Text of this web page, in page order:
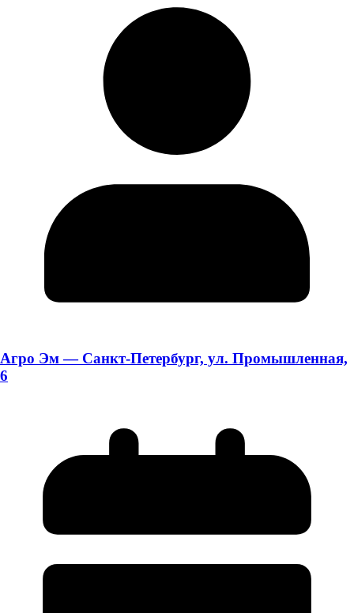
Агро Эм — Санкт-Петербург, ул. Промышленная,
6